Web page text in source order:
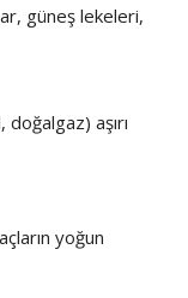
güneş lekeleri,
aşırı
yoğun